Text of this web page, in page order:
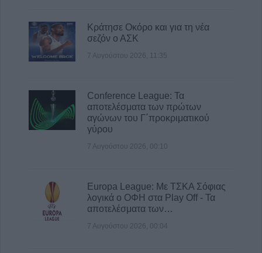
Κράτησε Οκόρο και για τη νέα
σεζόν ο ΑΣΚ
7 Αυγούστου 2026, 11:35
Conference League: Τα
αποτελέσματα των πρώτων
αγώνων του Γ΄προκριματικού
γύρου
7 Αυγούστου 2026, 00:10
Europa League: Με ΤΣΚΑ Σόφιας
λογικά ο ΟΦΗ στα Play Off - Τα
αποτελέσματα των…
7 Αυγούστου 2026, 00:04